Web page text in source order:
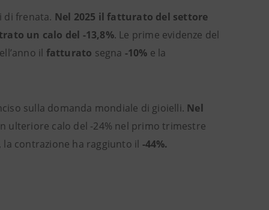
di frenata. Nel 2025 il fatturato del settore
un calo del -13,8%. Le prime evidenze del
il fatturato segna -10% e la
sulla domanda mondiale di gioielli. Nel
ulteriore calo del -24% nel primo trimestre
contrazione ha raggiunto il -44%.